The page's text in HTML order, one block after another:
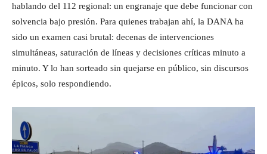
hablando del 112 regional: un engranaje que debe funcionar con
solvencia bajo presión. Para quienes trabajan ahí, la DANA ha
sido un examen casi brutal: decenas de intervenciones
simultáneas, saturación de líneas y decisiones críticas minuto a
minuto. Y lo han sorteado sin quejarse en público, sin discursos
épicos, solo respondiendo.